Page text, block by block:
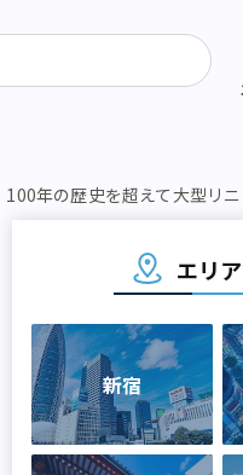
年の歴史を超えて大型リ
エリ
新宿